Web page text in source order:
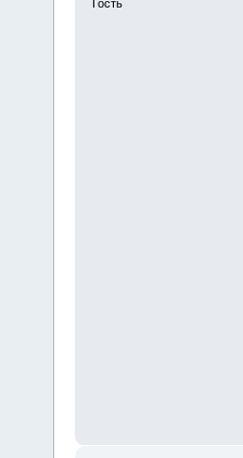
Гость